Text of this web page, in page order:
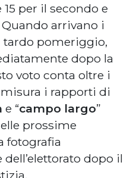
per il secondo e
arrivano i
tardo pomeriggio,
dopo la
voto conta oltre i
i rapporti di
e “campo largo”
prossime
fotografia
dopo il